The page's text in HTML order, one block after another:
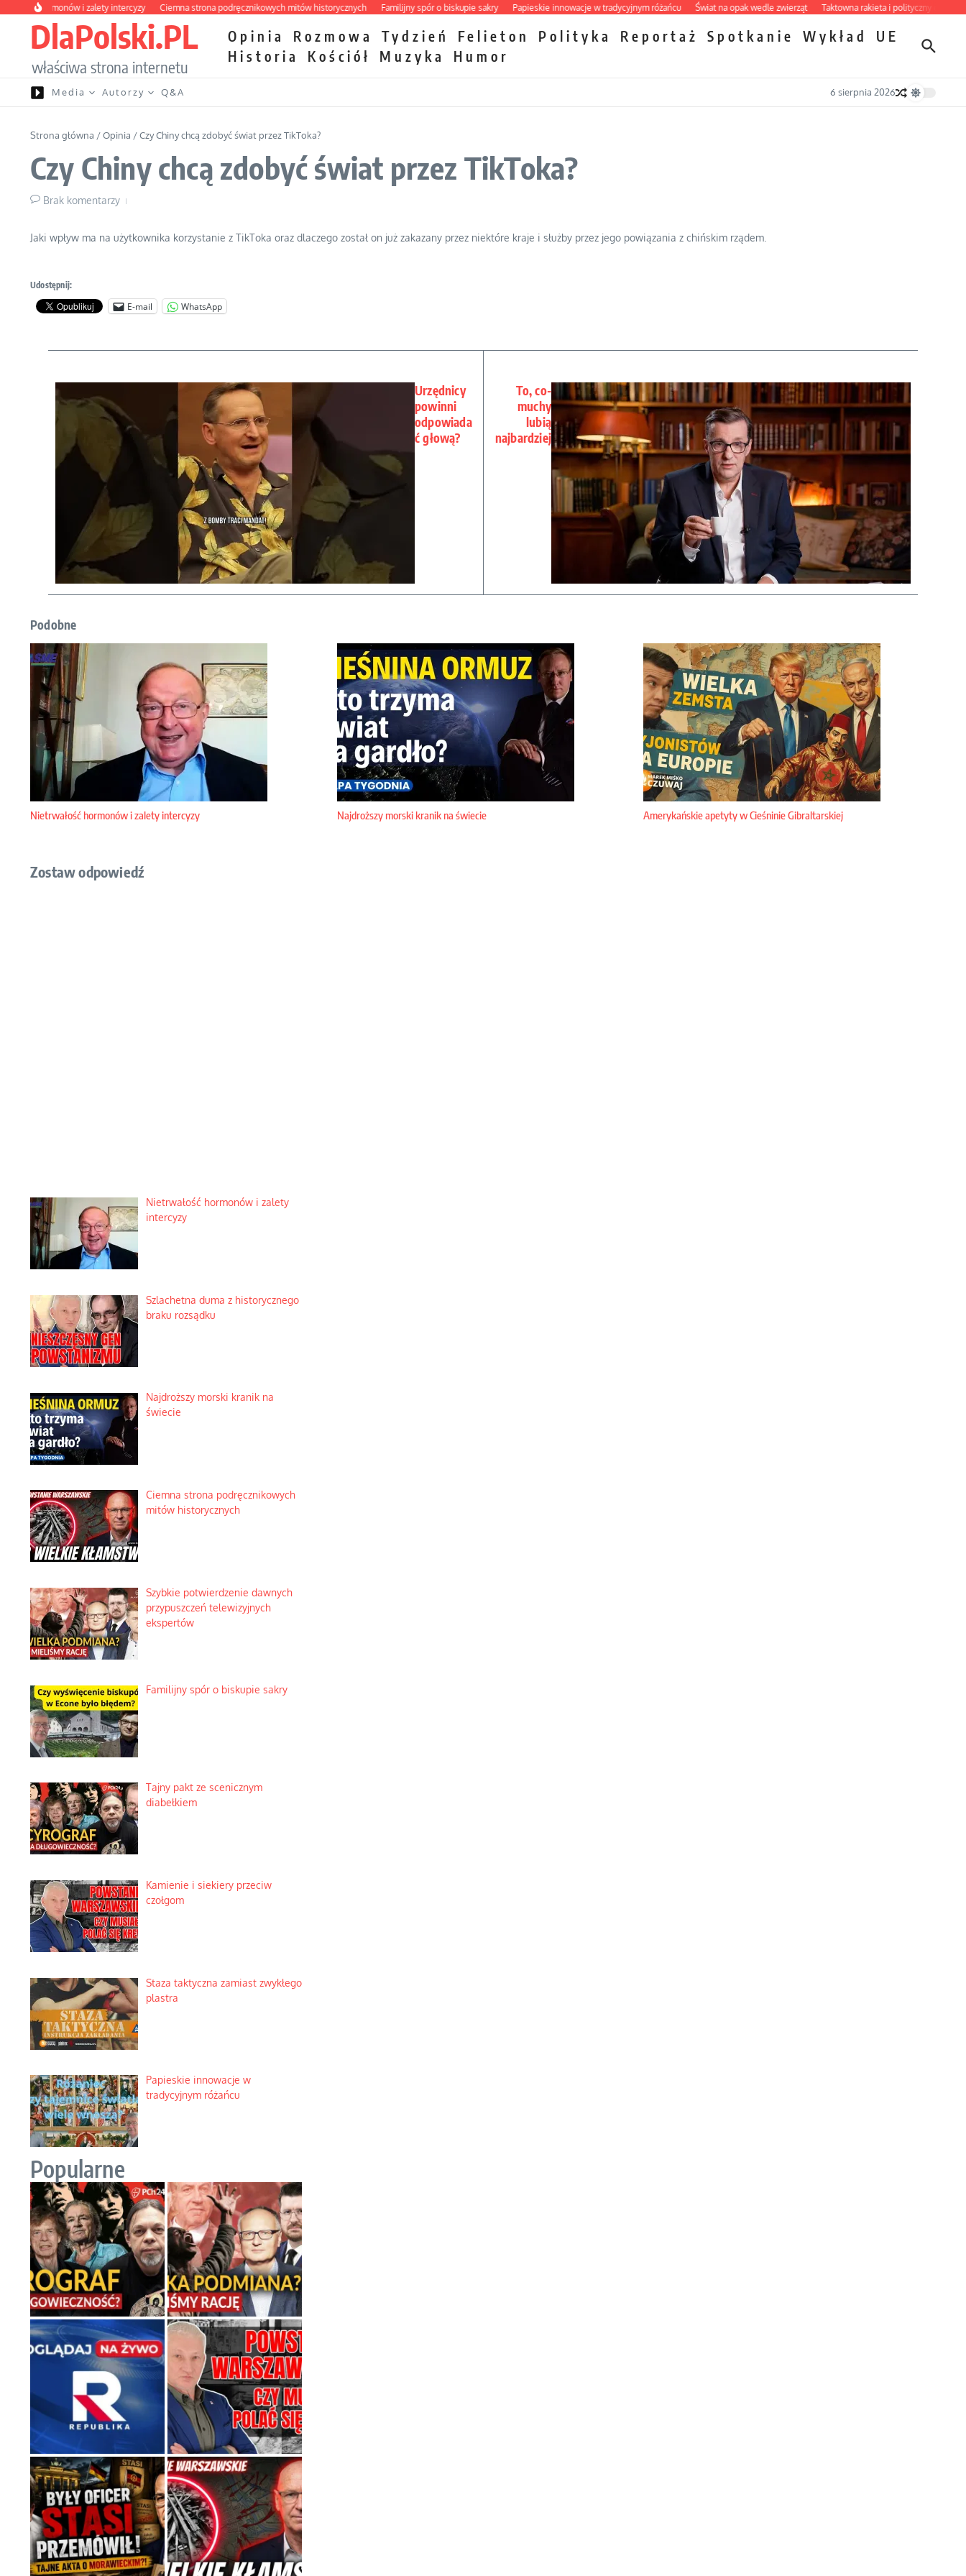
Przejdź do treści
hormonów i zalety intercyzy Ciemna strona podręcznikowych mitów historycznych Familijny spór o biskupie sakry Papieskie innowacje w tradycyjnym różańcu Świat na opak wedle zwierząt Taktowna rakieta i polityczny grill
DlaPolski.PL
właściwa strona internetu
Opinia Rozmowa Tydzień Felieton Polityka Reportaż Spotkanie Wykład
UE
Historia
Kościół Muzyka Humor
Media Autorzy Q&A 6 sierpnia 2026
Strona główna /Opinia /Czy Chiny chcą zdobyć świat przez TikToka?
Czy Chiny chcą zdobyć świat przez TikToka?
Brak komentarzy
Jaki wpływ ma na użytkownika korzystanie z TikToka oraz dlaczego został on już zakazany przez niektóre kraje i służby przez jego powiązania z chińskim rządem.
Udostępnij:
E-mail WhatsApp
Urzędnicy
powinni
odpowiada
ć głową?
To, co-
muchy
lubią
najbardziej
Podobne
Nietrwałość hormonów i zalety intercyzy Najdroższy morski kranik na świecie Amerykańskie apetyty w Cieśninie Gibraltarskiej
Zostaw odpowiedź
Nietrwałość hormonów i zalety
intercyzy
Szlachetna duma z historycznego
braku rozsądku
Najdroższy morski kranik na
świecie
Ciemna strona podręcznikowych
mitów historycznych
Szybkie potwierdzenie dawnych
przypuszczeń telewizyjnych
ekspertów
Familijny spór o biskupie sakry
Tajny pakt ze scenicznym
diabełkiem
Kamienie i siekiery przeciw
czołgom
Staza taktyczna zamiast zwykłego
plastra
Papieskie innowacje w
tradycyjnym różańcu
Popularne